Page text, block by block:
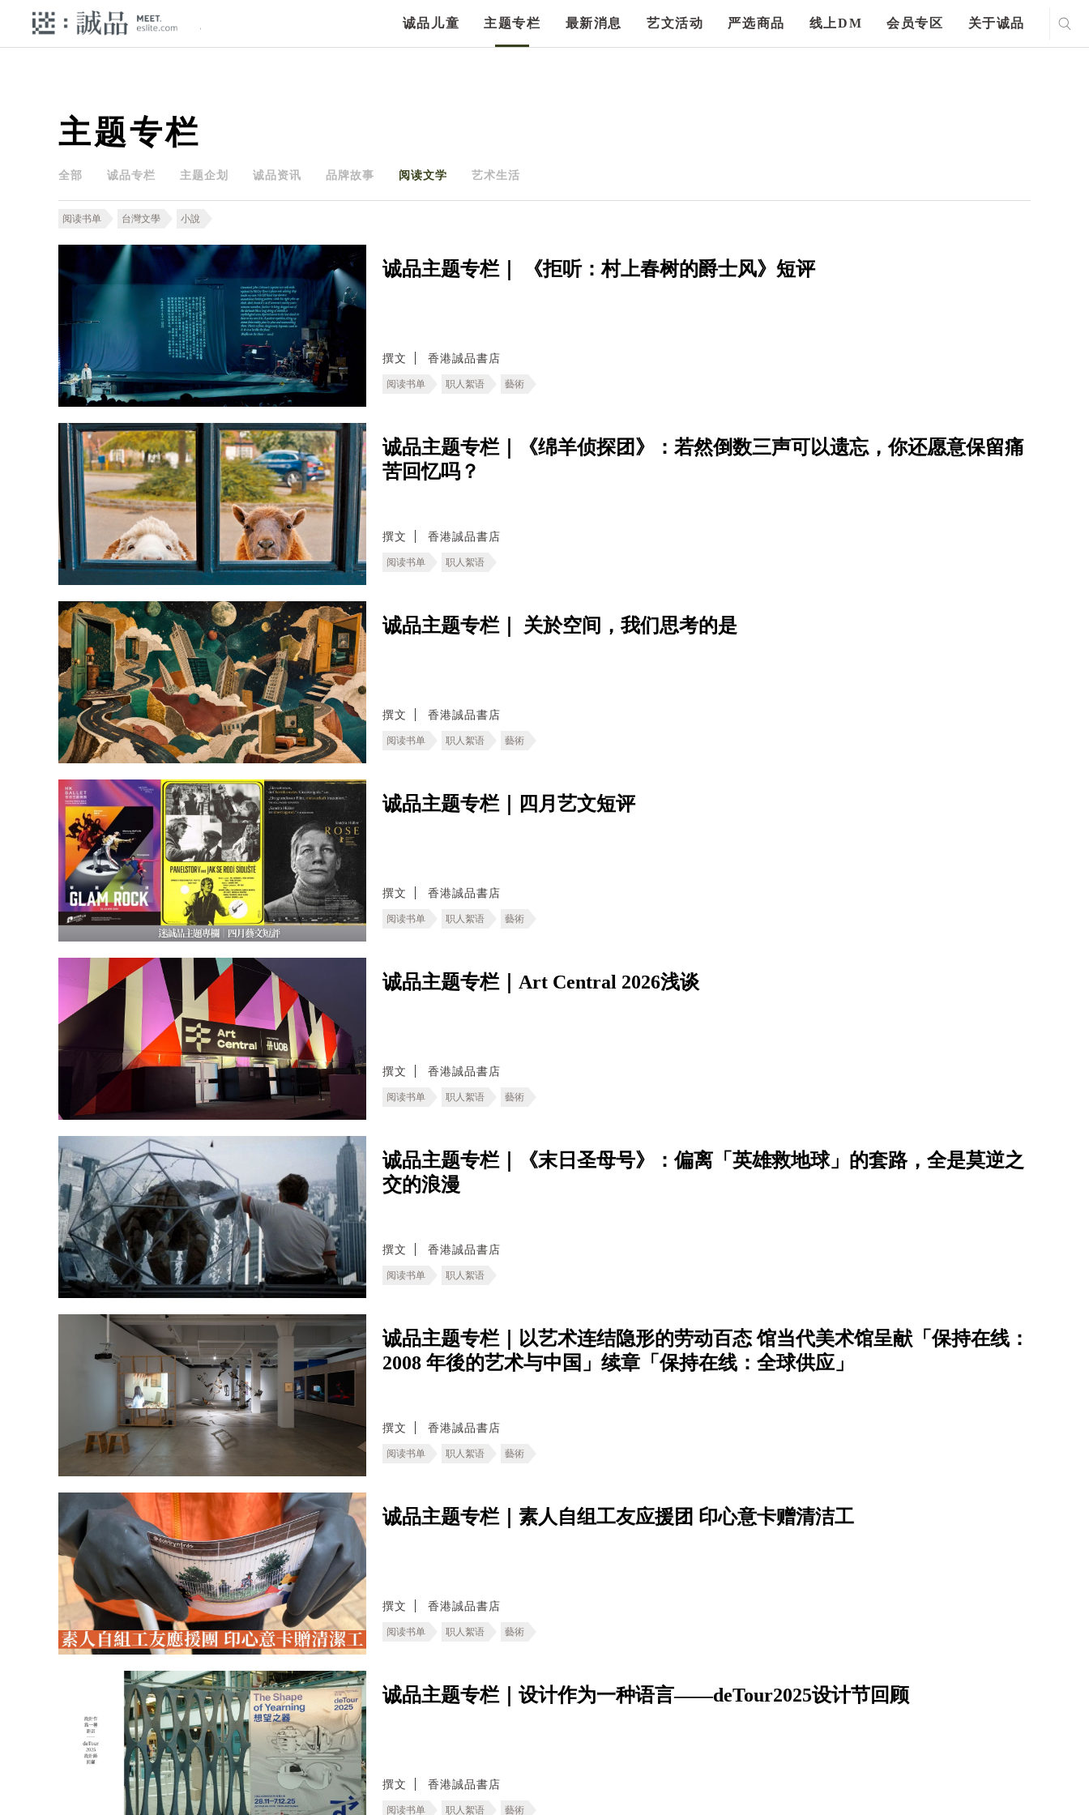
诚品儿童 主题专栏 最新消息 艺文活动 严选商品 线上DM 会员专区 关于诚品
主题专栏
全部 诚品专栏 主题企划 诚品资讯 品牌故事 阅读文学 艺术生活
阅读书单 台灣文學 小說
诚品主题专栏｜ 《拒听：村上春树的爵士风》短评
撰文 香港誠品書店
阅读书单 职人絮语 藝術
诚品主题专栏｜《绵羊侦探团》：若然倒数三声可以遗忘，你还愿意保留痛
苦回忆吗？
撰文 香港誠品書店
阅读书单 职人絮语
诚品主题专栏｜ 关於空间，我们思考的是
撰文 香港誠品書店
阅读书单 职人絮语 藝術
诚品主题专栏｜四月艺文短评
撰文 香港誠品書店
阅读书单 职人絮语 藝術
诚品主题专栏｜Art Central 2026浅谈
撰文 香港誠品書店
阅读书单 职人絮语 藝術
诚品主题专栏｜《末日圣母号》：偏离「英雄救地球」的套路，全是莫逆之
交的浪漫
撰文 香港誠品書店
阅读书单 职人絮语
诚品主题专栏｜以艺术连结隐形的劳动百态 馆当代美术馆呈献「保持在线：
2008 年後的艺术与中国」续章「保持在线：全球供应」
撰文 香港誠品書店
阅读书单 职人絮语 藝術
诚品主题专栏｜素人自组工友应援团 印心意卡赠清洁工
撰文 香港誠品書店
阅读书单 职人絮语 藝術
诚品主题专栏｜设计作为一种语言——deTour2025设计节回顾
撰文 香港誠品書店
阅读书单 职人絮语 藝術